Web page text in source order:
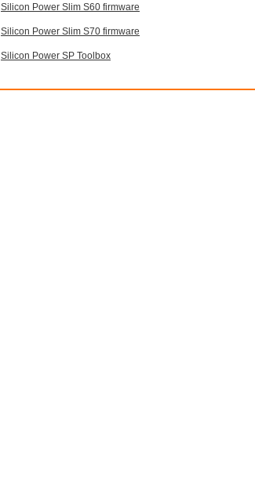
Silicon Power Slim S60 firmware
Silicon Power Slim S70 firmware
Silicon Power SP Toolbox